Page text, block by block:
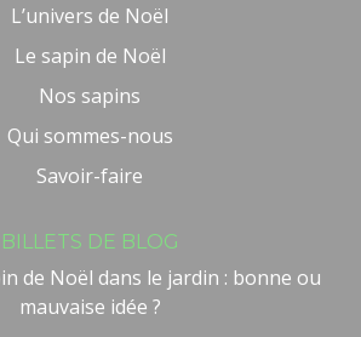
L’univers de Noël
Le sapin de Noël
Nos sapins
Qui sommes-nous
Savoir-faire
BILLETS DE BLOG
de Noël dans le jardin : bonne ou
mauvaise idée ?